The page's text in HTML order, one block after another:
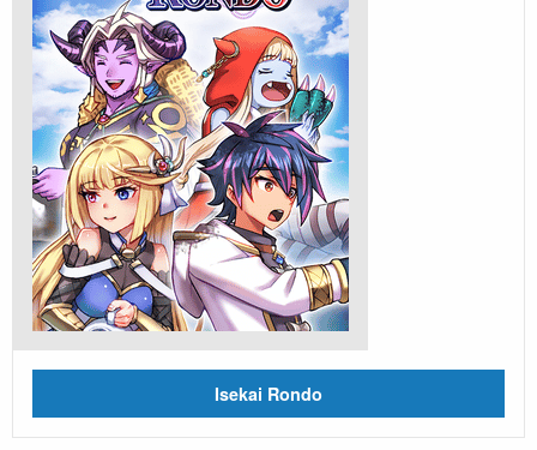
Isekai Rondo